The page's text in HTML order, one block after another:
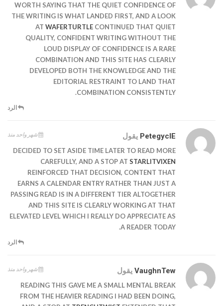
WORTH SAYING THAT THE QUIET CONFIDENCE OF
THE WRITING IS WHAT LANDED FIRST, AND A LOOK
AT WAFERTURTLE CONTINUED THAT QUIET
QUALITY, CONFIDENT WRITING WITHOUT THE
LOUD DISPLAY OF CONFIDENCE IS A RARE
COMBINATION AND THIS SITE HAS CLEARLY
DEVELOPED BOTH THE KNOWLEDGE AND THE
EDITORIAL RESTRAINT TO LAND THAT
COMBINATION CONSISTENTLY.
الرد
PetegyclE يقول شهر واحد منذ
DECIDED TO SET ASIDE TIME LATER TO READ MORE
CAREFULLY, AND A STOP AT STARLITVIXEN
REINFORCED THAT DECISION, CONTENT THAT
EARNS A CALENDAR ENTRY RATHER THAN JUST A
PASSING READ IS IN A DIFFERENT TIER ALTOGETHER
AND THIS SITE IS CLEARLY WORKING AT THAT
ELEVATED LEVEL WHICH I REALLY DO APPRECIATE AS
A READER TODAY.
الرد
VaughnTew يقول شهر واحد منذ
READING THIS GAVE ME A SMALL MENTAL BREAK
FROM THE HEAVIER READING I HAD BEEN DOING,